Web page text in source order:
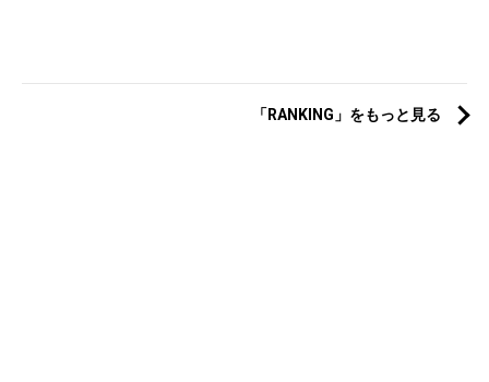
「RANKING」をもっと見る